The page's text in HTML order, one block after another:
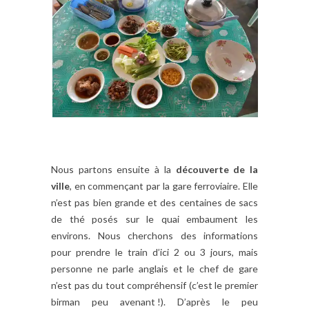
Nous partons ensuite à la découverte de la
ville, en commençant par la gare ferroviaire. Elle
n’est pas bien grande et des centaines de sacs
de thé posés sur le quai embaument les
environs. Nous cherchons des informations
pour prendre le train d’ici 2 ou 3 jours, mais
personne ne parle anglais et le chef de gare
n’est pas du tout compréhensif (c’est le premier
birman peu avenant !). D’après le peu